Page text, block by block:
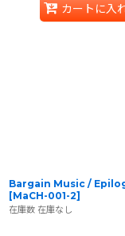
カートに入
Bargain Music /
[MaCH-001-2]
在庫数 在庫なし